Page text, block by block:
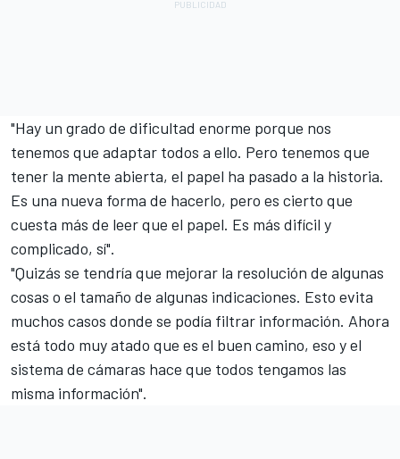
"Hay un grado de dificultad enorme porque nos
tenemos que adaptar todos a ello. Pero tenemos que
tener la mente abierta, el papel ha pasado a la historia.
Es una nueva forma de hacerlo, pero es cierto que
cuesta más de leer que el papel. Es más difícil y
complicado, sí".
"Quizás se tendría que mejorar la resolución de algunas
cosas o el tamaño de algunas indicaciones. Esto evita
muchos casos donde se podía filtrar información. Ahora
está todo muy atado que es el buen camino, eso y el
sistema de cámaras hace que todos tengamos las
misma información".